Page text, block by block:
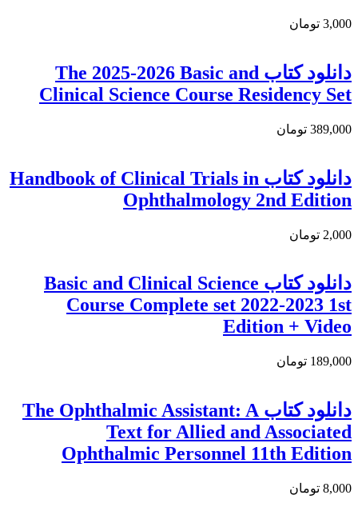
3,000 تومان
دانلود كتاب The 2025-2026 Basic and
Clinical Science Course Residency Set
389,000 تومان
دانلود كتاب Handbook of Clinical Trials in
Ophthalmology 2nd Edition
2,000 تومان
دانلود کتاب Basic and Clinical Science
Course Complete set 2022-2023 1st
Edition + Video
189,000 تومان
دانلود كتاب The Ophthalmic Assistant: A
Text for Allied and Associated
Ophthalmic Personnel 11th Edition
8,000 تومان